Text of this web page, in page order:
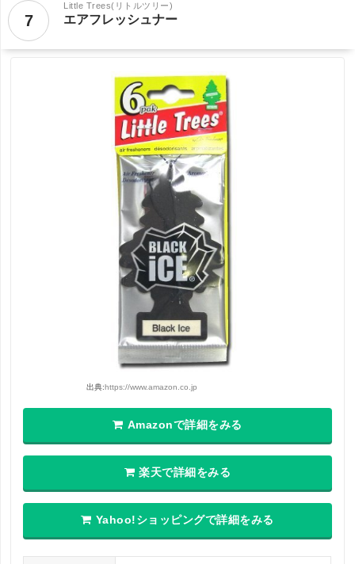
7
Little Trees(リトルツリー)
エアフレッシュナー
出典: https://www.amazon.co.jp
Amazonで詳細をみる
楽天で詳細をみる
Yahoo!ショッピングで詳細をみる